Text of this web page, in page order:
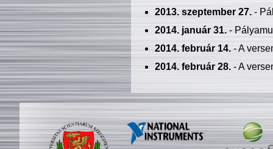
2013. szeptember 27.-
2014. január 31.-
2014. február 14.- A
2014. február 28.- A